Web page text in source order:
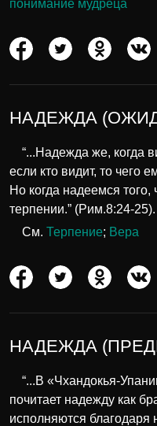
понимание мудреца
НАДЕЖДА
“...Надежда же, когда
если кто видит, то чего
Но когда надеемся
терпении.” (Рим.8:24-25).
См. Терпение; Вера
НАДЕЖДА
“...В «Чхандокья-
почитает надежду как
исполняются благодаря